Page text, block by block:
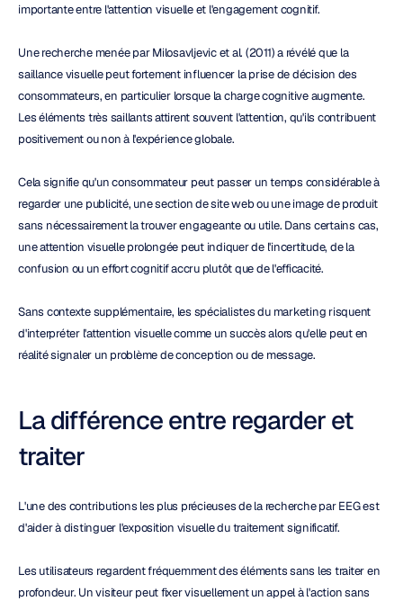
importante entre l'attention visuelle et l'engagement cognitif.
Une recherche menée par Milosavljevic et al. (2011) a révélé que la
saillance visuelle peut fortement influencer la prise de décision des
consommateurs, en particulier lorsque la charge cognitive augmente.
Les éléments très saillants attirent souvent l'attention, qu'ils contribuent
positivement ou non à l'expérience globale.
Cela signifie qu'un consommateur peut passer un temps considérable à
regarder une publicité, une section de site web ou une image de produit
sans nécessairement la trouver engageante ou utile. Dans certains cas,
une attention visuelle prolongée peut indiquer de l'incertitude, de la
confusion ou un effort cognitif accru plutôt que de l'efficacité.
Sans contexte supplémentaire, les spécialistes du marketing risquent
d'interpréter l'attention visuelle comme un succès alors qu'elle peut en
réalité signaler un problème de conception ou de message.
La différence entre regarder et
traiter
L'une des contributions les plus précieuses de la recherche par EEG est
d'aider à distinguer l'exposition visuelle du traitement significatif.
Les utilisateurs regardent fréquemment des éléments sans les traiter en
profondeur. Un visiteur peut fixer visuellement un appel à l'action sans